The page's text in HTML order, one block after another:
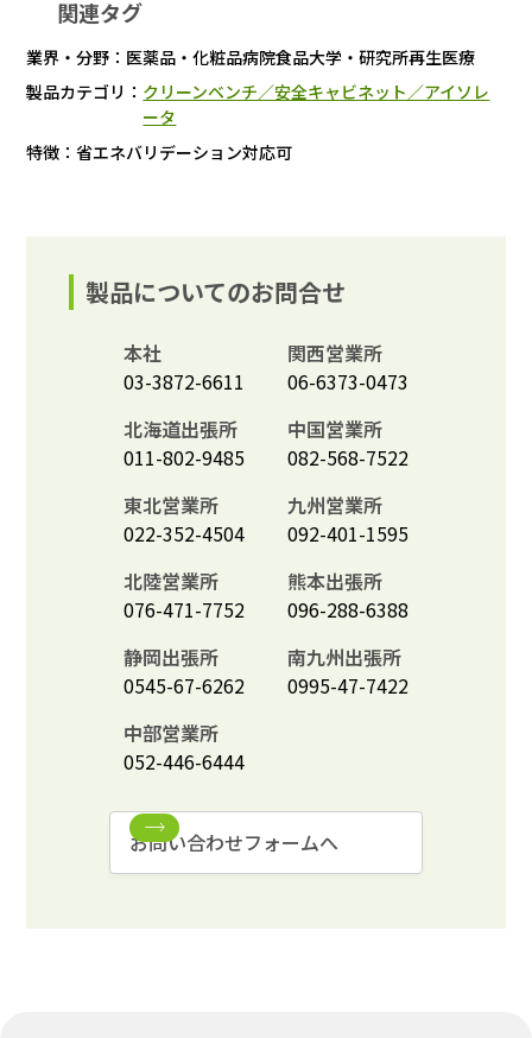
関連タグ
業界・分野： 医薬品・化粧品病院食品大学・研究所再生医療
製品カテゴリ： クリーンベンチ／安全キャビネット／アイソレ
ータ
特徴：省エネバリデーション対応可
製品についてのお問合せ
本社
03-3872-6611
北海道出張所
011-802-9485
東北営業所
022-352-4504
北陸営業所
076-471-7752
静岡出張所
0545-67-6262
中部営業所
052-446-6444
関西営業所
06-6373-0473
中国営業所
082-568-7522
九州営業所
092-401-1595
熊本出張所
096-288-6388
南九州出張所
0995-47-7422
お問い合わせフォームへ